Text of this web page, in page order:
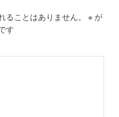
ことはありません。 ※ が
す